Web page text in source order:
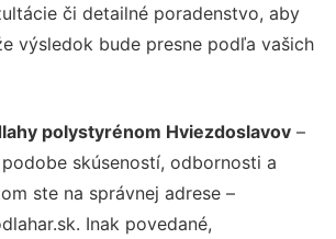
či detailné poradenstvo, aby
výsledok bude presne podľa vašich
polystyrénom Hviezdoslavov –
skúseností, odbornosti a
ste na správnej adrese –
Inak povedané,